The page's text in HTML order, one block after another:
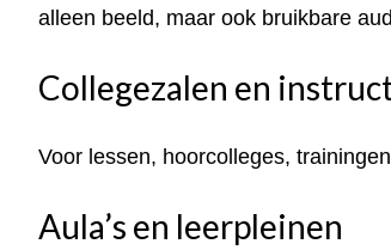
alleen beeld, maar ook bruikbare
Collegezalen en
Voor lessen, hoorcolleges,
Aula’s en leerpleinen